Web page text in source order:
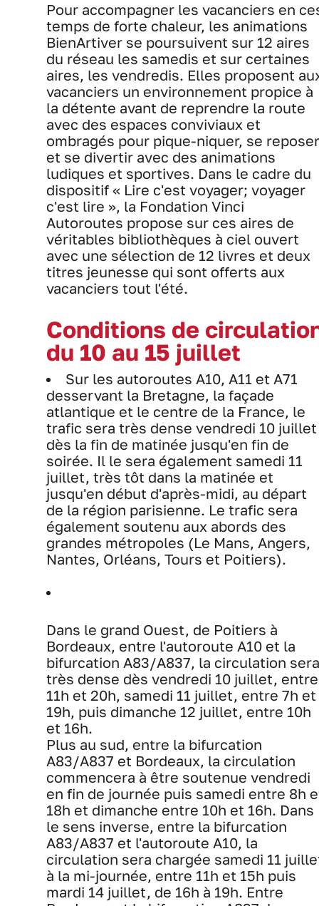
Pour accompagner les vacanciers en
temps de forte chaleur, les animations
BienArtiver se poursuivent sur 12 aires
du réseau les samedis et sur certaines
aires, les vendredis. Elles proposent
vacanciers un environnement propice à
la détente avant de reprendre la route
avec des espaces conviviaux et
ombragés pour pique-niquer, se reposer
et se divertir avec des animations
ludiques et sportives. Dans le cadre du
dispositif « Lire c'est voyager; voyager
c'est lire », la Fondation Vinci
Autoroutes propose sur ces aires de
véritables bibliothèques à ciel ouvert
avec une sélection de 12 livres et deux
titres jeunesse qui sont offerts aux
vacanciers tout l'été.
Conditions de
du 10 au 15 juillet
Sur les autoroutes A10, A11 et A71
desservant la Bretagne, la façade
atlantique et le centre de la France, le
trafic sera très dense vendredi 10 juillet
dès la fin de matinée jusqu'en fin de
soirée. Il le sera également samedi 11
juillet, très tôt dans la matinée et
jusqu'en début d'après-midi, au départ
de la région parisienne. Le trafic sera
également soutenu aux abords des
grandes métropoles (Le Mans, Angers,
Nantes, Orléans, Tours et Poitiers).
Dans le grand Ouest, de Poitiers à
Bordeaux, entre l'autoroute A10 et la
bifurcation A83/A837, la circulation sera
très dense dès vendredi 10 juillet, entre
11h et 20h, samedi 11 juillet, entre 7h et
19h, puis dimanche 12 juillet, entre 10h
et 16h.
Plus au sud, entre la bifurcation
A83/A837 et Bordeaux, la circulation
commencera à être soutenue vendredi
en fin de journée puis samedi entre 8h
18h et dimanche entre 10h et 16h. Dans
le sens inverse, entre la bifurcation
A83/A837 et l'autoroute A10, la
circulation sera chargée samedi 11
à la mi-journée, entre 11h et 15h puis
mardi 14 juillet, de 16h à 19h. Entre